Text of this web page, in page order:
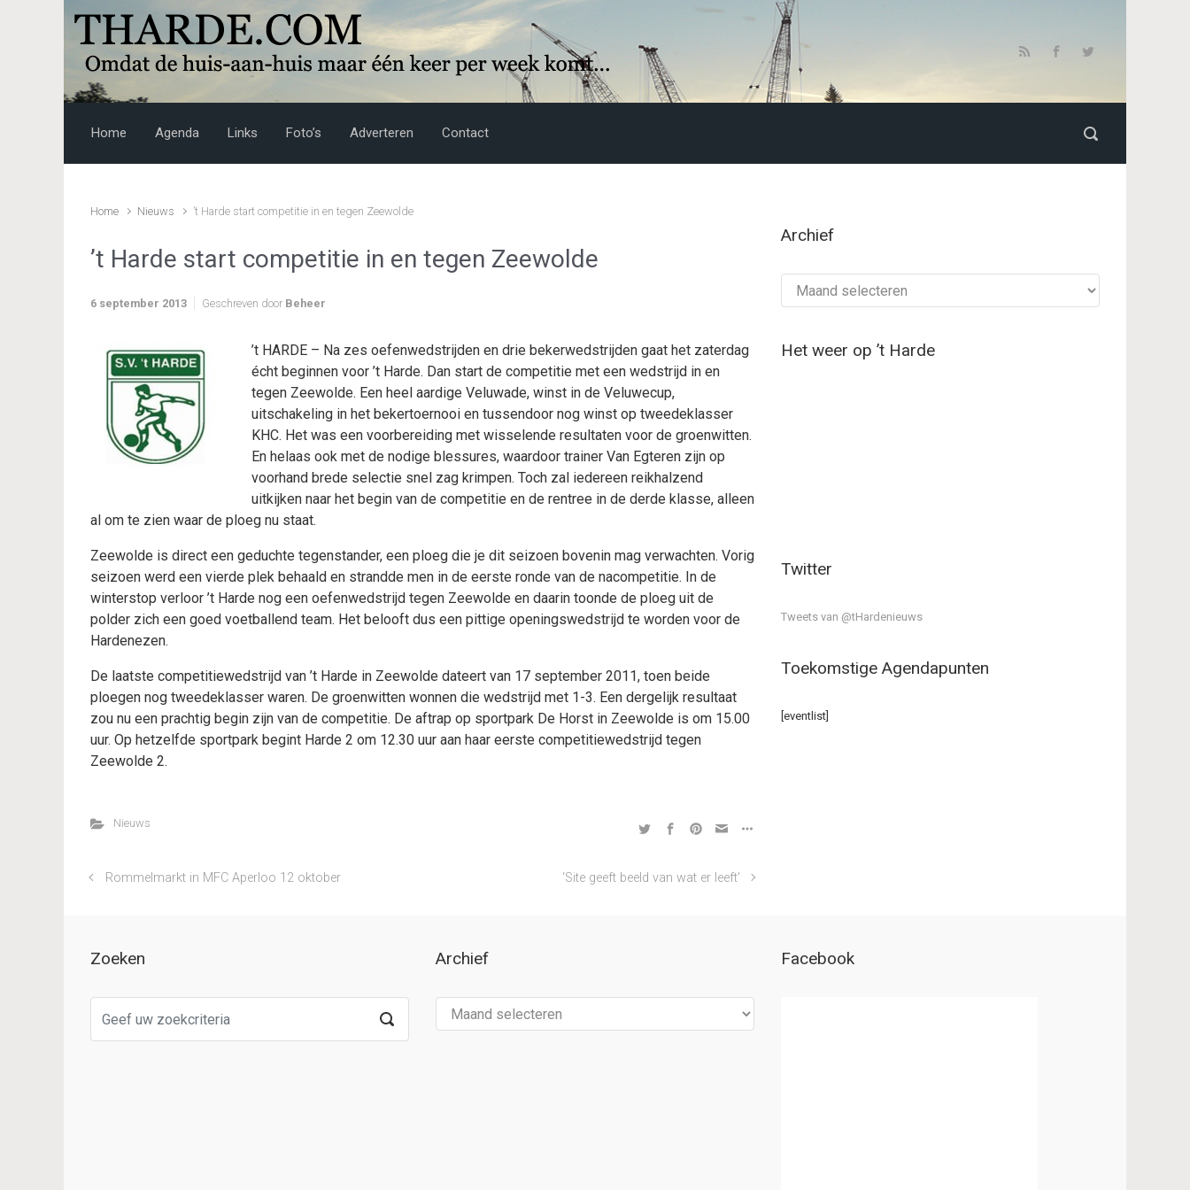
Skip to main content
Home Agenda Links Foto’s Adverteren Contact
Home Nieuws ’t Harde start competitie in en tegen Zeewolde
’t Harde start competitie in en tegen Zeewolde
6 september 2013 Geschreven door Beheer
’t HARDE – Na zes oefenwedstrijden en drie bekerwedstrijden gaat het zaterdag
écht beginnen voor ’t Harde. Dan start de competitie met een wedstrijd in en
tegen Zeewolde. Een heel aardige Veluwade, winst in de Veluwecup,
uitschakeling in het bekertoernooi en tussendoor nog winst op tweedeklasser
KHC. Het was een voorbereiding met wisselende resultaten voor de groenwitten.
En helaas ook met de nodige blessures, waardoor trainer Van Egteren zijn op
voorhand brede selectie snel zag krimpen. Toch zal iedereen reikhalzend
uitkijken naar het begin van de competitie en de rentree in de derde klasse, alleen
al om te zien waar de ploeg nu staat.
Zeewolde is direct een geduchte tegenstander, een ploeg die je dit seizoen bovenin mag verwachten. Vorig
seizoen werd een vierde plek behaald en strandde men in de eerste ronde van de nacompetitie. In de
winterstop verloor ’t Harde nog een oefenwedstrijd tegen Zeewolde en daarin toonde de ploeg uit de
polder zich een goed voetballend team. Het belooft dus een pittige openingswedstrijd te worden voor de
Hardenezen.
De laatste competitiewedstrijd van ’t Harde in Zeewolde dateert van 17 september 2011, toen beide
ploegen nog tweedeklasser waren. De groenwitten wonnen die wedstrijd met 1-3. Een dergelijk resultaat
zou nu een prachtig begin zijn van de competitie. De aftrap op sportpark De Horst in Zeewolde is om 15.00
uur. Op hetzelfde sportpark begint Harde 2 om 12.30 uur aan haar eerste competitiewedstrijd tegen
Zeewolde 2.
Nieuws
Rommelmarkt in MFC Aperloo 12 oktober ‘Site geeft beeld van wat er leeft’
Archief
Het weer op ’t Harde
Twitter
Tweets van @tHardenieuws
Toekomstige Agendapunten
[eventlist]
Zoeken Archief Facebook